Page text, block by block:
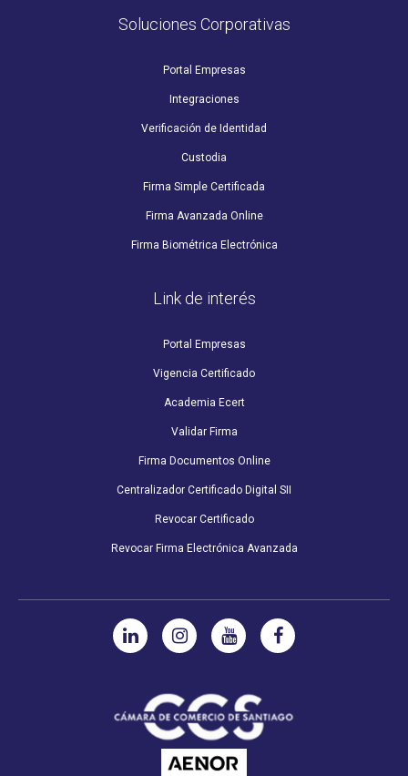
Soluciones Corporativas
Portal Empresas
Integraciones
Verificación de Identidad
Custodia
Firma Simple Certificada
Firma Avanzada Online
Firma Biométrica Electrónica
Link de interés
Portal Empresas
Vigencia Certificado
Academia Ecert
Validar Firma
Firma Documentos Online
Centralizador Certificado Digital SII
Revocar Certificado
Revocar Firma Electrónica Avanzada